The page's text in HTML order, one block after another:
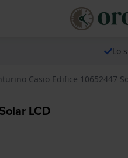
Lo
Casio Edifice 10652447
LCD